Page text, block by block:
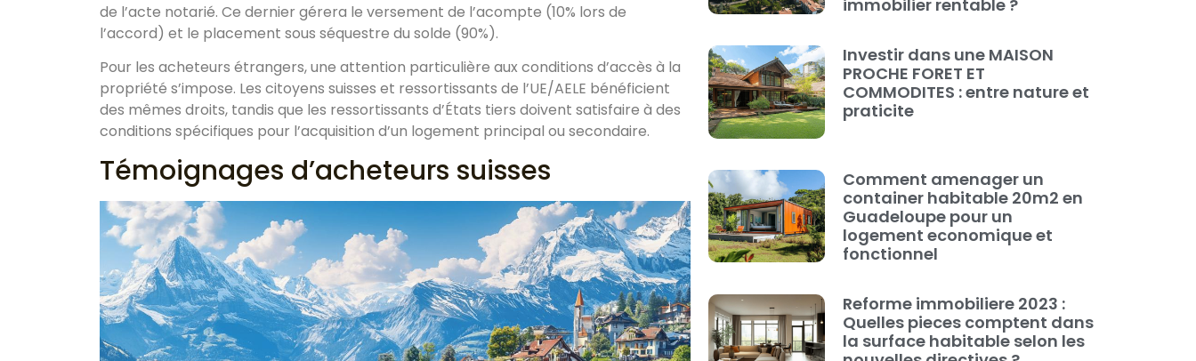
de l’acte notarié. Ce dernier gérera le versement de l’acompte (10% lors de
l’accord) et le placement sous séquestre du solde (90%).
Pour les acheteurs étrangers, une attention particulière aux conditions d’accès à la
propriété s’impose. Les citoyens suisses et ressortissants de l’UE/AELE bénéficient
des mêmes droits, tandis que les ressortissants d’États tiers doivent satisfaire à des
conditions spécifiques pour l’acquisition d’un logement principal ou secondaire.
Témoignages d’acheteurs suisses
immobilier rentable ?
Investir dans une MAISON
PROCHE FORET ET
COMMODITES : entre nature et
praticite
Comment amenager un
container habitable 20m2 en
Guadeloupe pour un
logement economique et
fonctionnel
Reforme immobiliere 2023 :
Quelles pieces comptent dans
la surface habitable selon les